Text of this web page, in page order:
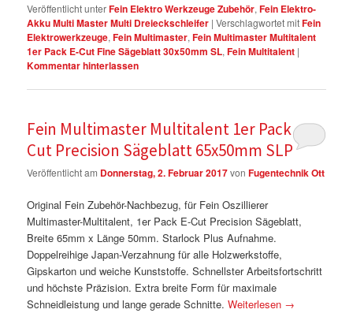
Veröffentlicht unterFein Elektro Werkzeuge Zubehör,Fein Elektro-
Akku Multi Master Multi Dreieckschleifer |Verschlagwortet mitFein
Elektrowerkzeuge,Fein Multimaster,Fein Multimaster Multitalent
1er Pack E-Cut Fine Sägeblatt 30x50mm SL,Fein Multitalent |
Kommentar hinterlassen
Fein Multimaster Multitalent 1er Pack E-
Cut Precision Sägeblatt 65x50mm SLP
Veröffentlicht am Donnerstag, 2. Februar 2017vonFugentechnik Ott
Original Fein Zubehör-Nachbezug, für Fein Oszillierer
Multimaster-Multitalent, 1er Pack E-Cut Precision Sägeblatt,
Breite 65mm x Länge 50mm. Starlock Plus Aufnahme.
Doppelreihige Japan-Verzahnung für alle Holzwerkstoffe,
Gipskarton und weiche Kunststoffe. Schnellster Arbeitsfortschritt
und höchste Präzision. Extra breite Form für maximale
Schneidleistung und lange gerade Schnitte.Weiterlesen →